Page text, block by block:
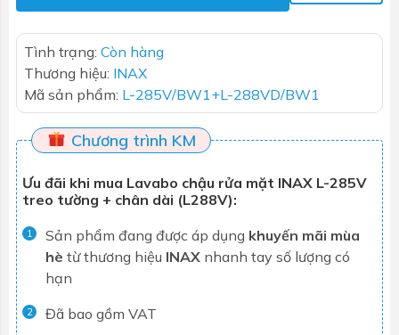
Tình trạng: Còn hàng
Thương hiệu: INAX
Mã sản phẩm: L-285V/BW1+L-288VD/BW1
Chương trình KM
Ưu đãi khi mua Lavabo chậu rửa mặt INAX L-285V
treo tường + chân dài (L288V):
1 Sản phẩm đang được áp dụng khuyến mãi mùa
hè từ thương hiệu INAX nhanh tay số lượng có
hạn
2 Đã bao gồm VAT